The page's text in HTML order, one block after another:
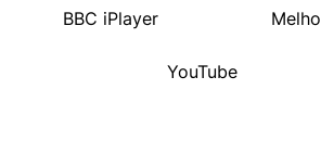
BBC iPlayer
YouTube